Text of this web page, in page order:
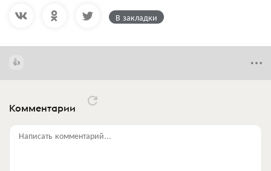
В закладки
Комментарии
Написать комментарий...